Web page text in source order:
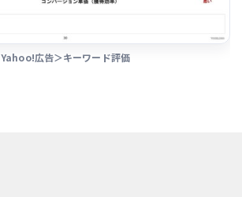
Yahoo!広告＞キーワード評価